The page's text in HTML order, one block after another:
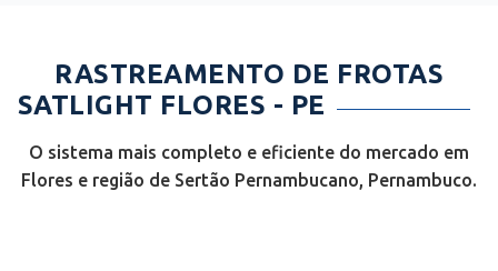
RASTREAMENTO DE FROTAS
SATLIGHT FLORES - PE
O sistema mais completo e eficiente do mercado em
Flores e região de Sertão Pernambucano, Pernambuco.